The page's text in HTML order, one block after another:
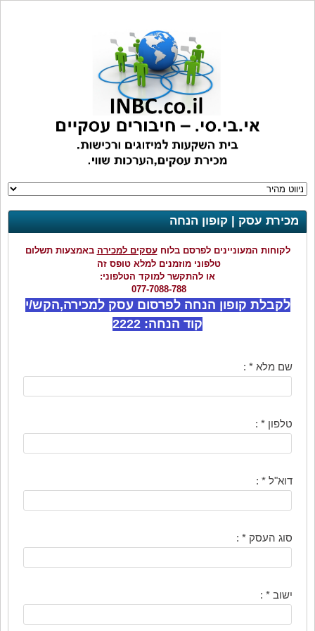
מכירת עסק | קופון הנחה
לקוחות המעוניינים לפרסם בלוחעסקים למכירה באמצעות תשלום
טלפוני מוזמנים למלא טופס זה
או להתקשר למוקד הטלפוני:
077-7088-788
לקבלת קופון הנחה לפרסום עסק למכירה,הקש/י
קוד הנחה: 2222
שם מלא * :
טלפון * :
דוא"ל * :
סוג העסק * :
ישוב * :